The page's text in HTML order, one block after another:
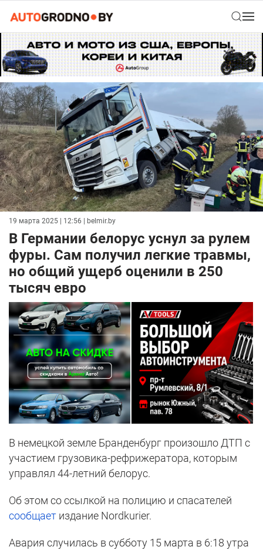
19 марта 2025 | 12:56 | belmir.by
В Германии белорус уснул за рулем
фуры. Сам получил легкие травмы,
но общий ущерб оценили в 250
тысяч евро
В немецкой земле Бранденбург произошло ДТП с
участием грузовика-рефрижератора, которым
управлял 44-летний белорус.
Об этом со ссылкой на полицию и спасателей
сообщает издание Nordkurier.
Авария случилась в субботу 15 марта в 6:18 утра